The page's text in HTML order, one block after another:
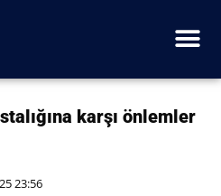
karşı önlemler
23:56